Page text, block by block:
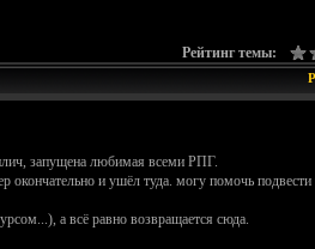
Рейтинг темы:
запущена любимая всеми РПГ.
окончательно и ушёл туда. могу помочь подвести
а всё равно возвращается сюда.